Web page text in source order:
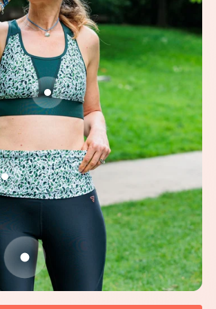
Aller à l'élément 1
Aller à l'élément 2
Aller à l'élément 3